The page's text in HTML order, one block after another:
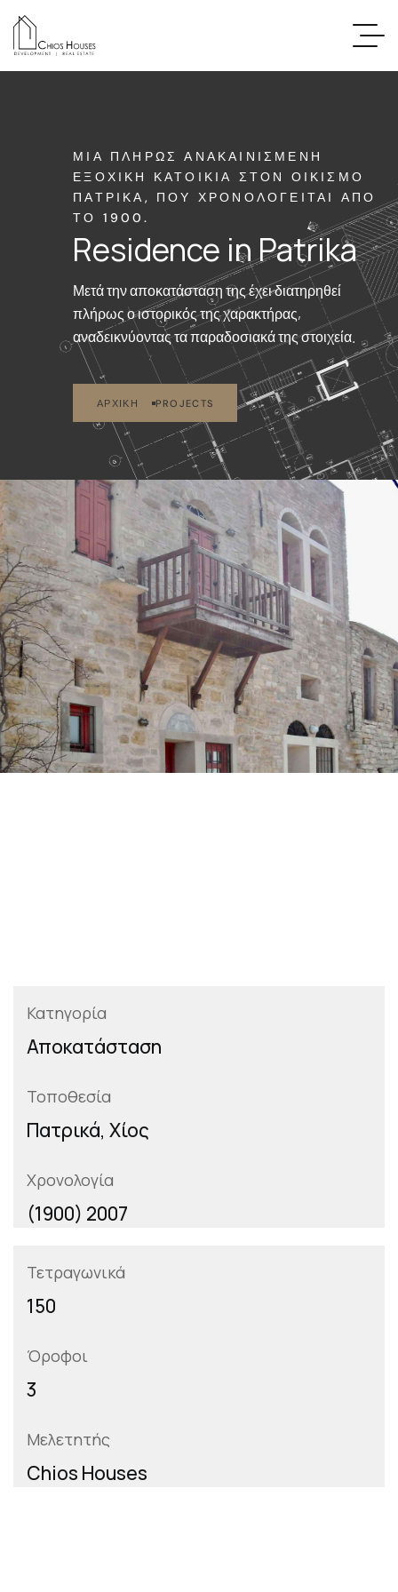
ΜΊΑ ΠΛΉΡΩΣ ΑΝΑΚΑΙΝΙΣΜΈΝΗ
ΕΞΟΧΙΚΉ ΚΑΤΟΙΚΊΑ ΣΤΟΝ ΟΙΚΙΣΜΌ
ΠΑΤΡΙΚΆ, ΠΟΥ ΧΡΟΝΟΛΟΓΕΊΤΑΙ ΑΠΌ
ΤΟ 1900.
Residence in Patrika
Μετά την αποκατάσταση της έχει διατηρηθεί
πλήρως ο ιστορικός της χαρακτήρας,
αναδεικνύοντας τα παραδοσιακά της στοιχεία.
ΑΡΧΙΚΉ PROJECTS
Κατηγορία
Αποκατάσταση
Τοποθεσία
Πατρικά, Χίος
Χρονολογία
(1900) 2007
Τετραγωνικά
150
Όροφοι
3
Μελετητής
Chios Houses